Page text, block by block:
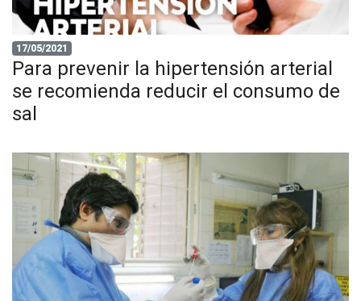
17/05/2021
Para prevenir la hipertensión arterial
se recomienda reducir el consumo de
sal